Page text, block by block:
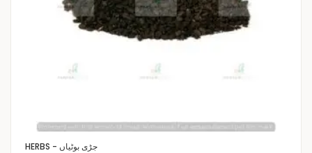
HERBS - جڑی بوٹیاں